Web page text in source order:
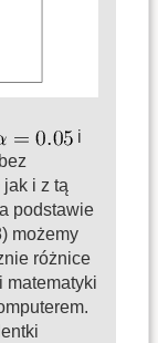
i
i z tą
podstawie
możemy
różnice
matematyki